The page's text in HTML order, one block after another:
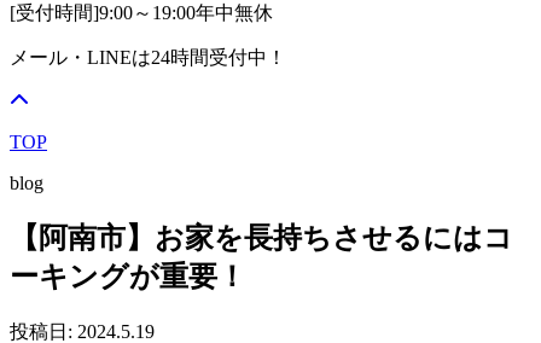
[受付時間]9:00～19:00年中無休
メール・LINEは24時間受付中！
TOP
blog
【阿南市】お家を長持ちさせるにはコ
ーキングが重要！
投稿日: 2024.5.19